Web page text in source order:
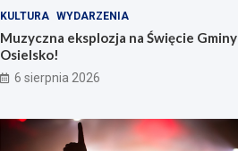
KULTURA WYDARZENIA
Muzyczna eksplozja na Święcie Gminy
Osielsko!
6 sierpnia 2026